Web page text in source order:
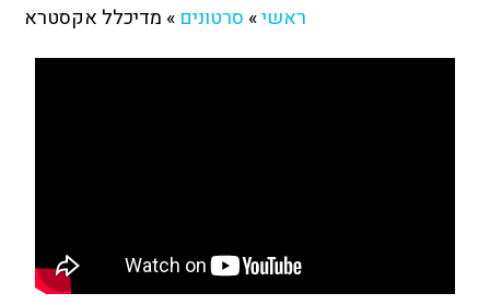
ראשי» סרטונים » מדיכלל אקסטרא